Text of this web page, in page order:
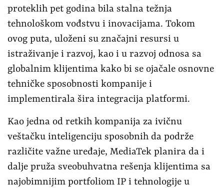
proteklih pet godina bila stalna težnja
tehnološkom vođstvu i inovacijama. Tokom
ovog puta, uloženi su značajni resursi u
istraživanje i razvoj, kao i u razvoj odnosa sa
globalnim klijentima kako bi se ojačale osnovne
tehničke sposobnosti kompanije i
implementirala šira integracija platformi.
Kao jedna od retkih kompanija za ivičnu
veštačku inteligenciju sposobnih da podrže
različite važne uređaje, MediaTek planira da i
dalje pruža sveobuhvatna rešenja klijentima sa
najobimnijim portfoliom IP i tehnologije u